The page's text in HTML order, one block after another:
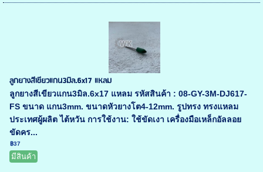
ลูกยางสีเขียวแกน3มิล.6x17 แหลม
ลูกยางสีเขียวแกน3มิล.6x17 แหลม รหัสสินค้า : 08-GY-3M-DJ617-
FS ขนาด แกน3mm. ขนาดหัวยางโต4-12mm. รูปทรง ทรงแหลม
ประเทศผู้ผลิต ไต้หวัน การใช้งาน: ใช้ขัดเงา เครื่องมือเหล็กอัลลอย
ขัดคร...
฿37
มีสินค้า